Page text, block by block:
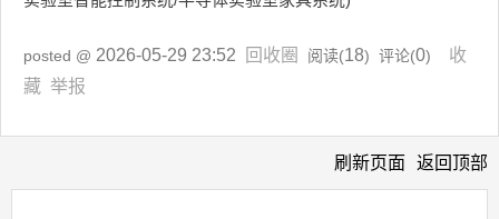
posted @ 2026-05-29 23:52 回收圈 阅读(18) 评论(0) 收
藏 举报
刷新页面 返回顶部